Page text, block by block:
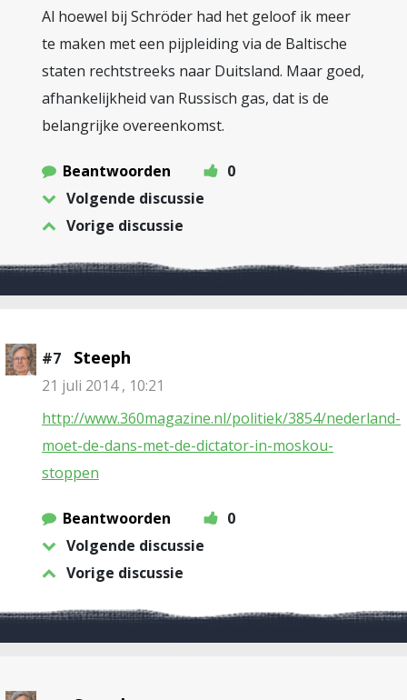
Al hoewel bij Schröder had het geloof ik meer
te maken met een pijpleiding via de Baltische
staten rechtstreeks naar Duitsland. Maar goed,
afhankelijkheid van Russisch gas, dat is de
belangrijke overeenkomst.
Beantwoorden
0
Volgende discussie
Vorige discussie
#7 Steeph
21 juli 2014 , 10:21
http://www.360magazine.nl/politiek/3854/nederland-
moet-de-dans-met-de-dictator-in-moskou-
stoppen
Beantwoorden
0
Volgende discussie
Vorige discussie